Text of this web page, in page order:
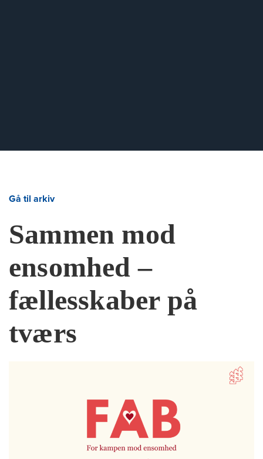
Gå til arkiv
Sammen mod
ensomhed –
fællesskaber på
tværs